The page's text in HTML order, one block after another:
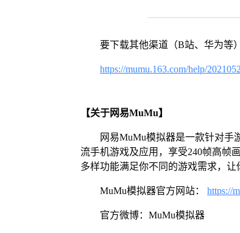
要下载其他渠道（B站、华为等
https://mumu.163.com/help/
【关于网易MuMu】
网易MuMu模拟器是一款针对手
流手机游戏及应用，享受240帧高帧
多样功能满足你不同的游戏需求，让
MuMu模拟器官方网站： https://
官方微博：MuMu模拟器